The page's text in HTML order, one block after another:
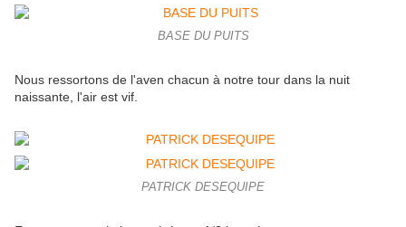
BASE DU PUITS
Nous ressortons de l'aven chacun à notre tour dans la nuit
naissante, l'air est vif.
PATRICK DESEQUIPE